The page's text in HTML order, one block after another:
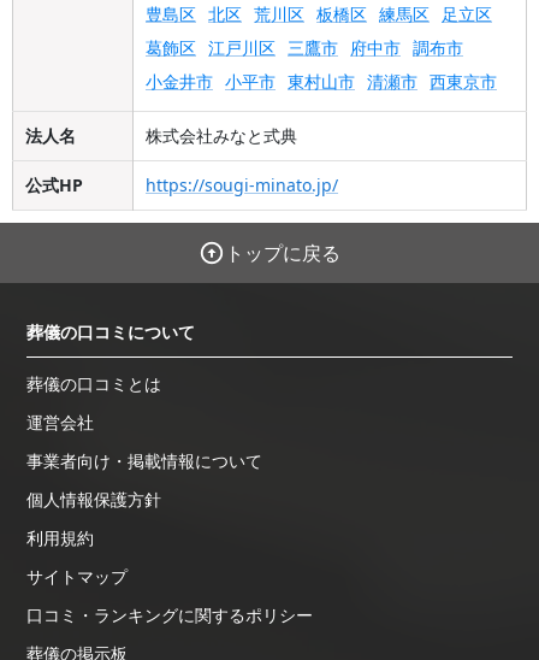
豊島区 北区 荒川区 板橋区 練馬区
足立区
葛飾区 江戸川区 三鷹市 府中市 調布市
小金井市 小平市 東村山市 清瀬市 西東京市
法人名 株式会社みなと式典
公式HP https://sougi-minato.jp/
トップに戻る
葬儀の口コミについて
葬儀の口コミとは
運営会社
事業者向け・掲載情報について
個人情報保護方針
利用規約
サイトマップ
口コミ・ランキングに関するポリシー
葬儀の掲示板